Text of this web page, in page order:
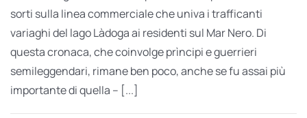
sorti sulla linea commerciale che univa i trafficanti
variaghi del lago Làdoga ai residenti sul Mar Nero. Di
questa cronaca, che coinvolge prìncipi e guerrieri
semileggendari, rimane ben poco, anche se fu assai più
importante di quella – [...]